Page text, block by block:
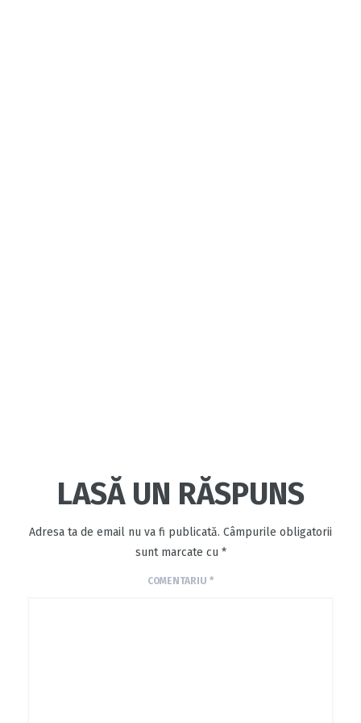
LASĂ UN RĂSPUNS
Adresa ta de email nu va fi publicată. Câmpurile obligatorii
sunt marcate cu *
COMENTARIU *